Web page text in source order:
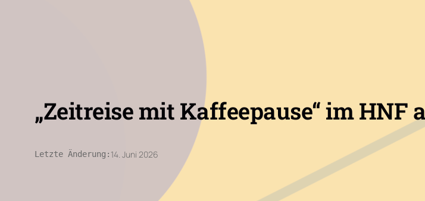
„Zeitreise mit Kaffeepause“ im HNF
Letzte Änderung: 14. Juni 2026